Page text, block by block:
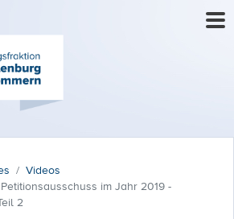
Videos
im Jahr 2019 -
2